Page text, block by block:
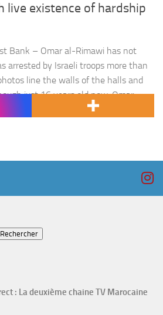
live existence of hardship
Bank – Omar al-Rimawi has not
arrested by Israeli troops more than
line the walls of the halls and
just 16 years old now, Omar
in prison stemming from his arrest…
Rechercher
: La deuxième chaine TV Marocaine